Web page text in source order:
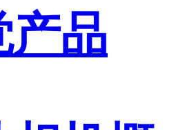
产品